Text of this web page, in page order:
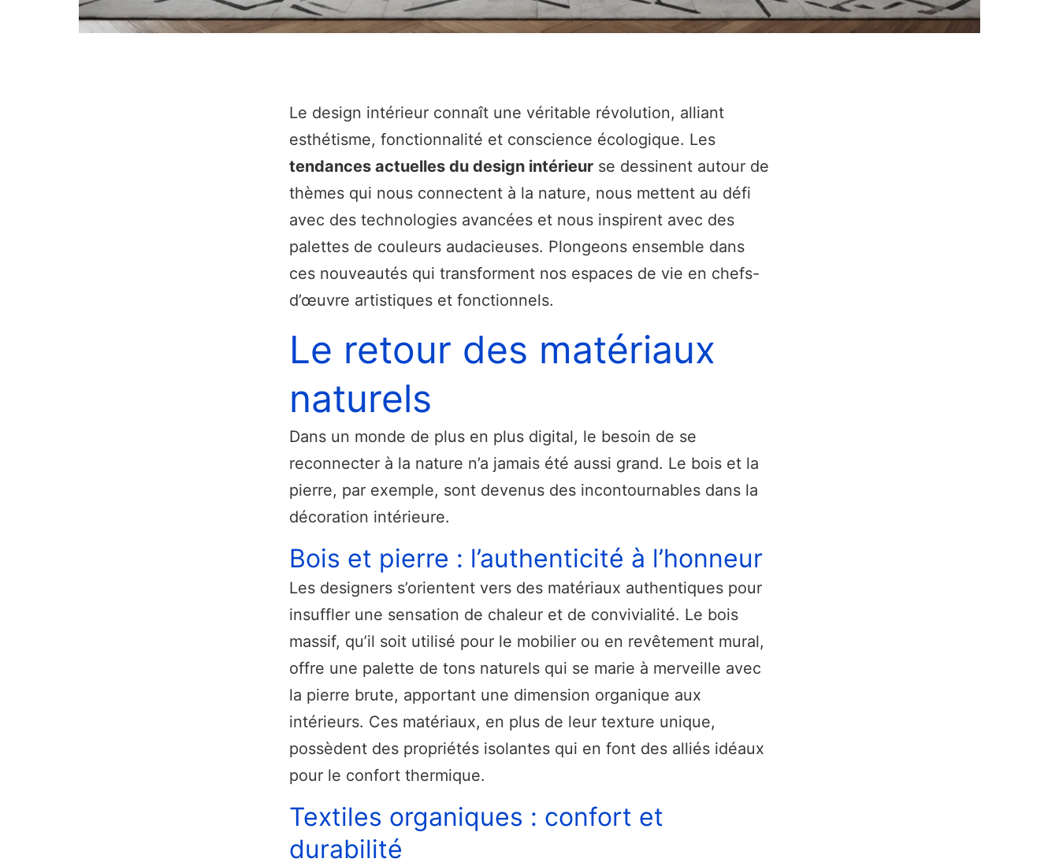
Le design intérieur connaît une véritable révolution, alliant
esthétisme, fonctionnalité et conscience écologique. Les
tendances actuelles du design intérieur se dessinent autour de
thèmes qui nous connectent à la nature, nous mettent au défi
avec des technologies avancées et nous inspirent avec des
palettes de couleurs audacieuses. Plongeons ensemble dans
ces nouveautés qui transforment nos espaces de vie en chefs-
d’œuvre artistiques et fonctionnels.
Le retour des matériaux
naturels
Dans un monde de plus en plus digital, le besoin de se
reconnecter à la nature n’a jamais été aussi grand. Le bois et la
pierre, par exemple, sont devenus des incontournables dans la
décoration intérieure.
Bois et pierre : l’authenticité à l’honneur
Les designers s’orientent vers des matériaux authentiques pour
insuffler une sensation de chaleur et de convivialité. Le bois
massif, qu’il soit utilisé pour le mobilier ou en revêtement mural,
offre une palette de tons naturels qui se marie à merveille avec
la pierre brute, apportant une dimension organique aux
intérieurs. Ces matériaux, en plus de leur texture unique,
possèdent des propriétés isolantes qui en font des alliés idéaux
pour le confort thermique.
Textiles organiques : confort et
durabilité